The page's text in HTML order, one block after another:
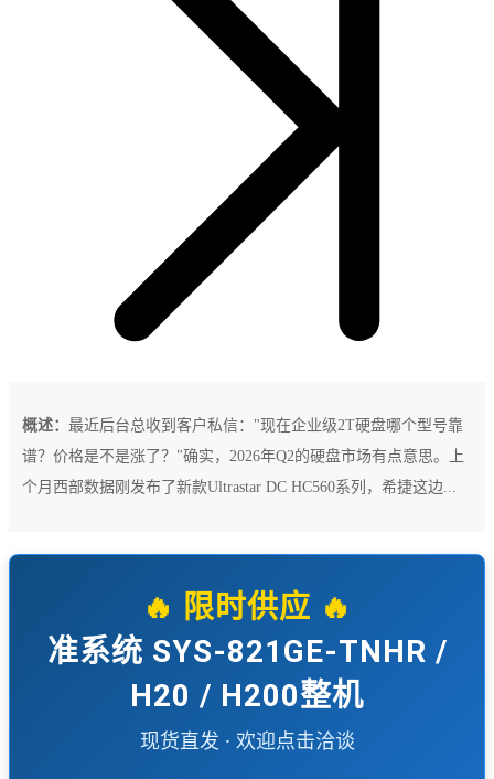
概述： 最近后台总收到客户私信："现在企业级2T硬盘哪个型号靠
谱？价格是不是涨了？"确实，2026年Q2的硬盘市场有点意思。上
个月西部数据刚发布了新款Ultrastar DC HC560系列，希捷这边...
🔥 限时供应 🔥
准系统 SYS-821GE-TNHR /
H20 / H200整机
现货直发 · 欢迎点击洽谈